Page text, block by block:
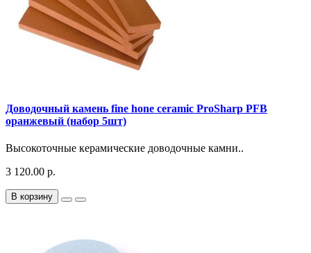
Доводочный камень fine hone ceramic ProSharp PFB
оранжевый (набор 5шт)
Высокоточные керамические доводочные камни..
3 120.00 р.
В корзину